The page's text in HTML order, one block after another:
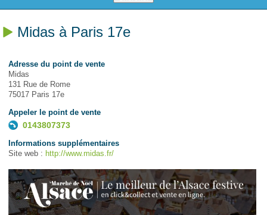
Midas à Paris 17e
Adresse du point de vente
Midas
131 Rue de Rome
75017 Paris 17e
Appeler le point de vente
0143807373
Informations supplémentaires
Site web : http://www.midas.fr/